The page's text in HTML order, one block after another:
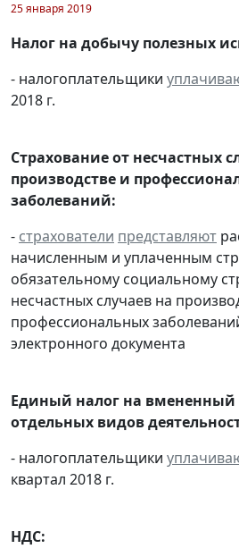
25 января 2019
Налог на добычу полезных
- налогоплательщики
2018 г.
Страхование от несчастных
производстве и
заболеваний:
- страхователи представляют
начисленным и уплаченным
обязательному социальному
несчастных случаев на
профессиональных
электронного документа
Единый налог на вмененный
отдельных видов
- налогоплательщики
квартал 2018 г.
НДС: